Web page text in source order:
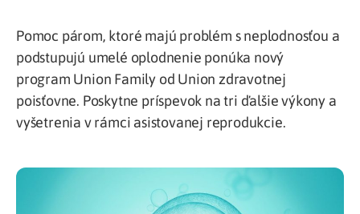
Pomoc párom, ktoré majú problém s neplodnosťou a
podstupujú umelé oplodnenie ponúka nový
program Union Family od Union zdravotnej
poisťovne. Poskytne príspevok na tri ďalšie výkony a
vyšetrenia v rámci asistovanej reprodukcie.